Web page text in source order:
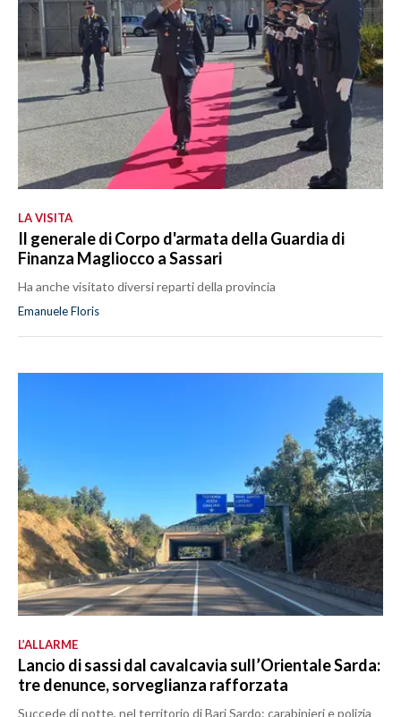
LA VISITA
Il generale di Corpo d'armata della Guardia di
Finanza Magliocco a Sassari
Ha anche visitato diversi reparti della provincia
Emanuele Floris
L’ALLARME
Lancio di sassi dal cavalcavia sull’Orientale Sarda:
tre denunce, sorveglianza rafforzata
Succede di notte, nel territorio di Bari Sardo: carabinieri e polizia